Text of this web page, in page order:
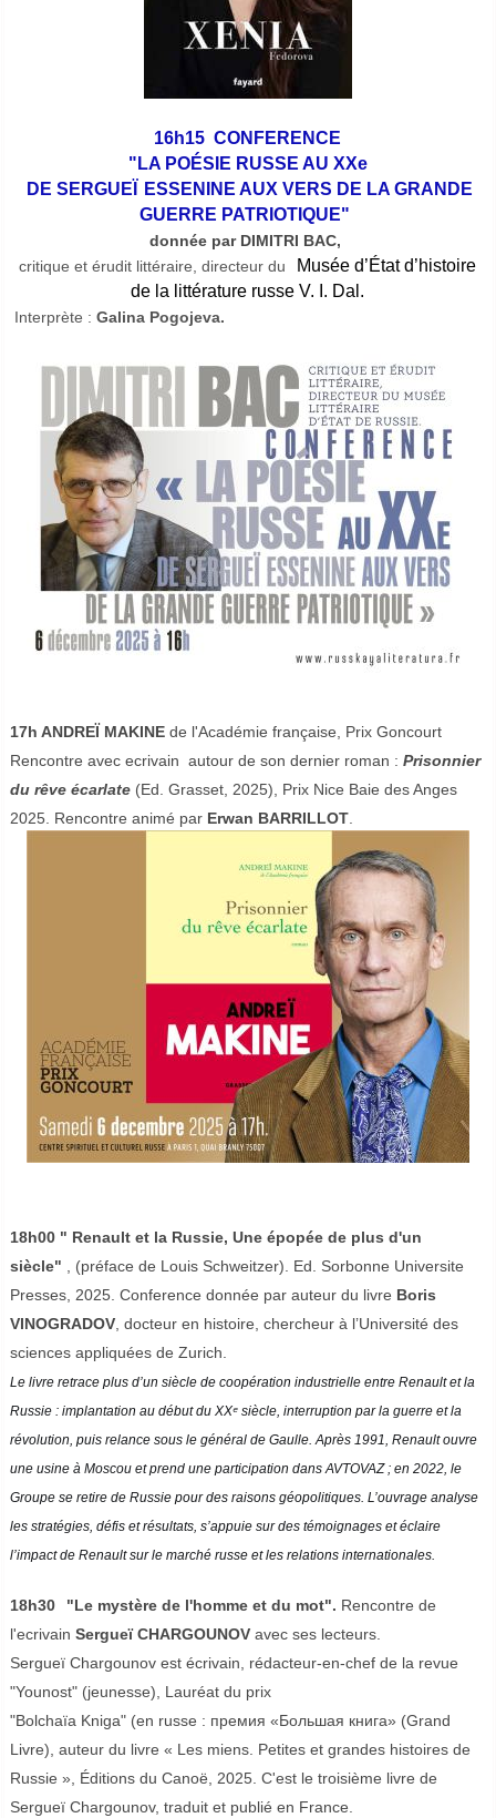
16h15 CONFERENCE
" LA POÉSIE RUSSE AU XXe
DE SERGUEÏ
ESSENINE AUX VERS DE LA GRANDE
GUERRE PATRIOTIQUE"
donnée par DIMITRI BAC,
critique et érudit littéraire, directeur du
Musée d’État d’histoire
de la littérature russe V. I. Dal.
Interprète : Galina Pogojeva.
17h ANDREÏ MAKINE de l'Académie française, Prix Goncourt
Rencontre avec ecrivain autour de son dernier roman : Prisonnier
du rêve écarlate(Ed. Grasset, 2025), Prix Nice Baie des Anges
2025. Rencontre animé par Erwan BARRILLOT.
18h00 " Renault et la Russie, Une épopée de plus d'un
siècle" , (préface de Louis Schweitzer). Ed. Sorbonne Universite
Presses, 2025. Conference donnée par auteur du livre Boris
VINOGRADOV, docteur en histoire, chercheur à l’Université des
sciences appliquées de Zurich.
Le livre retrace plus d’un siècle de coopération industrielle entre Renault et la
Russie : implantation au début du XXᵉ siècle, interruption par la guerre et la
révolution, puis relance sous le général de Gaulle. Après 1991, Renault ouvre
une usine à Moscou et prend une participation dans AVTOVAZ ; en 2022, le
Groupe se retire de Russie pour des raisons géopolitiques. L’ouvrage analyse
les stratégies, défis et résultats, s’appuie sur des témoignages et éclaire
l’impact de Renault sur le marché russe et les relations internationales.
18h30 "Le mystère de l'homme et du mot". Rencontre de
l'ecrivain Sergueï CHARGOUNOVavec ses lecteurs.
Sergueï Chargounov est écrivain, rédacteur-en-chef de la revue
"Younost" (jeunesse), Lauréat du prix
"Bolchaïa Kniga" (en russe : премия «Большая книга» (Grand
Livre), auteur du livre « Les miens. Petites et grandes histoires de
Russie », Éditions du Canoë, 2025. C'est le troisième livre de
Sergueï Chargounov, traduit et publié en France.